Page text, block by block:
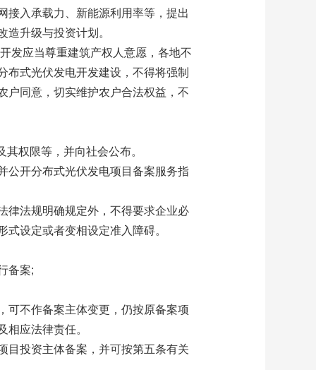
接入承载力、新能源利用率等，提出
升级与投资计划。
发应当尊重建筑产权人意愿，各地不
布式光伏发电开发建设，不得将强制
户同意，切实维护农户合法权益，不
权限等，并向社会公布。
公开分布式光伏发电项目备案服务指
律法规明确规定外，不得要求企业必
设定或者变相设定准入障碍。
备案;
可不作备案主体变更，仍按原备案项
应法律责任。
目投资主体备案，并可按第五条有关